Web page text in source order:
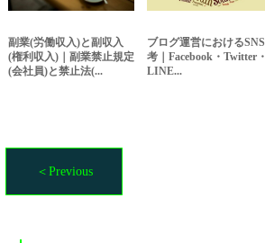
副業(労働収入)と副収入
(権利収入)｜副業禁止規定
(会社員)と禁止法(...
ブログ運営におけるSNS
考｜Facebook・Twitter・
LINE...
＜Previous